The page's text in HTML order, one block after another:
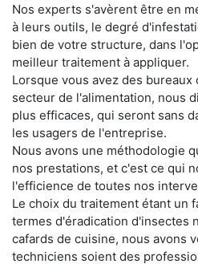
Nos experts s'avèrent être en
à leurs outils, le degré
bien de votre structure, dans
meilleur traitement à appliquer.
Lorsque vous avez des
secteur de l'alimentation, nous
plus efficaces, qui seront sans
les usagers de l'entreprise.
Nous avons une méthodologie
nos prestations, et c'est ce qui
l'efficience de toutes nos
Le choix du traitement étant un
termes d'éradication d'insectes
cafards de cuisine, nous avons
techniciens soient des